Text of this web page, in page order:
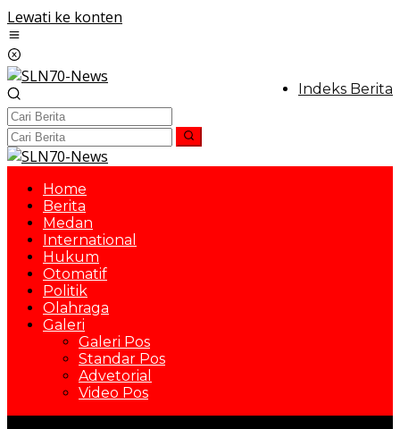
Lewati ke konten
Indeks Berita
Home
Berita
Medan
International
Hukum
Otomatif
Politik
Olahraga
Galeri
Galeri Pos
Standar Pos
Advetorial
Video Pos